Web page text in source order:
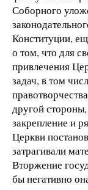
Соборного
Конституции,
о том, что для
привлечения
задач, в том
другой
закрепление и
Церкви
затрагивали
Вторжение
бы негативно